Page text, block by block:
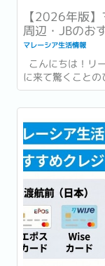
【2026年版
周辺・JBのお
マレーシア生活情報
こんにちは！リ
に来て驚くこと
の？」ということ